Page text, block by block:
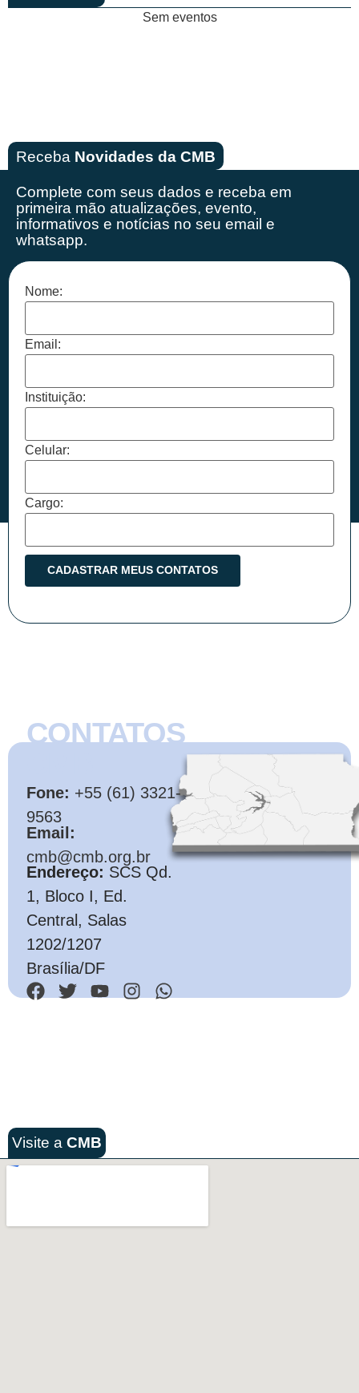
Sem eventos
Receba Novidades da CMB
Complete com seus dados e receba em
primeira mão atualizações, evento,
informativos e notícias no seu email e
whatsapp.
Nome:
Email:
Instituição:
Celular:
Cargo:
CONTATOS
Fone: +55 (61) 3321-
9563
Email:
cmb@cmb.org.br
Endereço: SCS Qd.
1, Bloco I, Ed.
Central, Salas
1202/1207
Brasília/DF
Visite a CMB